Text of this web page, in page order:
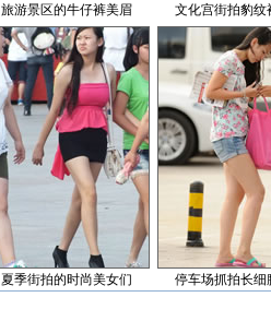
旅游景区的牛仔裤美眉 文化宫街拍豹纹
夏季街拍的时尚美女们 停车场抓拍长细